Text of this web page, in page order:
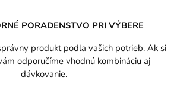
PORADENSTVO PRI VÝBERE
produkt podľa vašich potrieb. Ak si
odporučíme vhodnú kombináciu aj
dávkovanie.